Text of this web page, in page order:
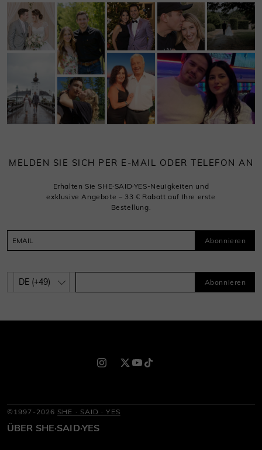
MELDEN SIE SICH PER E-MAIL ODER TELEFON AN
Erhalten Sie SHE·SAID·YES-Neuigkeiten und
exklusive Angebote – 33 € Rabatt auf Ihre erste
Bestellung.
Abonnieren
Abonnieren
©1997-2026 SHE · SAID · YES
ÜBER SHE·SAID·YES